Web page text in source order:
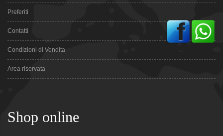
Preferiti
Contatti
Condizioni di Vendita
Area riservata
Shop online